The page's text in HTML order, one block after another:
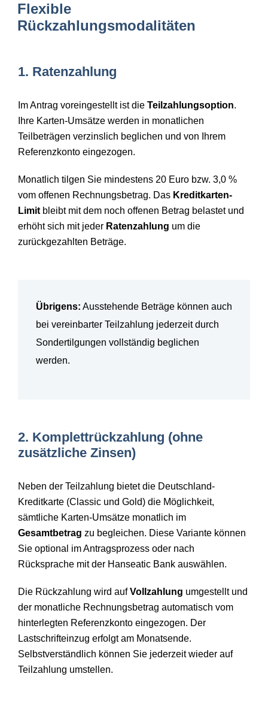
Flexible
Rückzahlungsmodalitäten
1. Ratenzahlung
Im Antrag voreingestellt ist die Teilzahlungsoption.
Ihre Karten-Umsätze werden in monatlichen
Teilbeträgen verzinslich beglichen und von Ihrem
Referenzkonto eingezogen.
Monatlich tilgen Sie mindestens 20 Euro bzw. 3,0 %
vom offenen Rechnungsbetrag. Das Kreditkarten-
Limit bleibt mit dem noch offenen Betrag belastet und
erhöht sich mit jeder Ratenzahlung um die
zurückgezahlten Beträge.
Übrigens: Ausstehende Beträge können auch
bei vereinbarter Teilzahlung jederzeit durch
Sondertilgungen vollständig beglichen
werden.
2. Komplettrückzahlung (ohne
zusätzliche Zinsen)
Neben der Teilzahlung bietet die Deutschland-
Kreditkarte (Classic und Gold) die Möglichkeit,
sämtliche Karten-Umsätze monatlich im
Gesamtbetrag zu begleichen. Diese Variante können
Sie optional im Antragsprozess oder nach
Rücksprache mit der Hanseatic Bank auswählen.
Die Rückzahlung wird aufVollzahlung umgestellt und
der monatliche Rechnungsbetrag automatisch vom
hinterlegten Referenzkonto eingezogen. Der
Lastschrifteinzug erfolgt am Monatsende.
Selbstverständlich können Sie jederzeit wieder auf
Teilzahlung umstellen.